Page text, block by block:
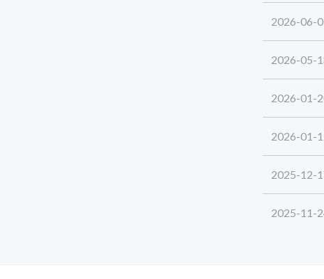
2026-06-
2026-05-
2026-01-
2026-01-
2025-12-
2025-11-